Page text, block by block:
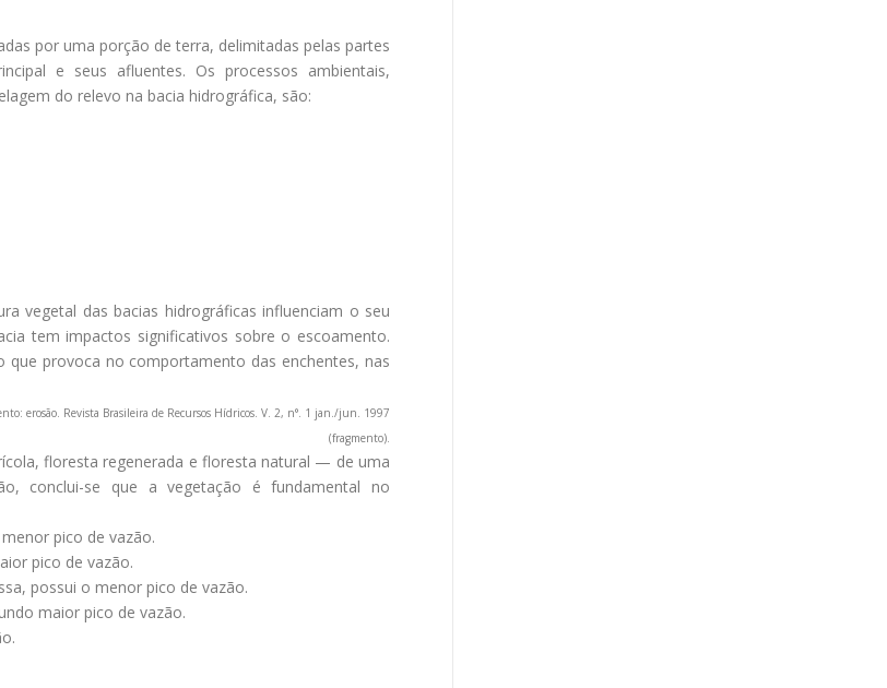
por uma porção de terra, delimitadas pelas partes
e seus afluentes. Os processos ambientais,
do relevo na bacia hidrográfica, são:
vegetal das bacias hidrográficas influenciam o seu
tem impactos significativos sobre o escoamento.
provoca no comportamento das enchentes, nas
erosão. Revista Brasileira de Recursos Hídricos. V. 2, n°. 1 jan./jun. 1997
(fragmento).
floresta regenerada e floresta natural — de uma
conclui-se que a vegetação é fundamental no
pico de vazão.
pico de vazão.
possui o menor pico de vazão.
maior pico de vazão.